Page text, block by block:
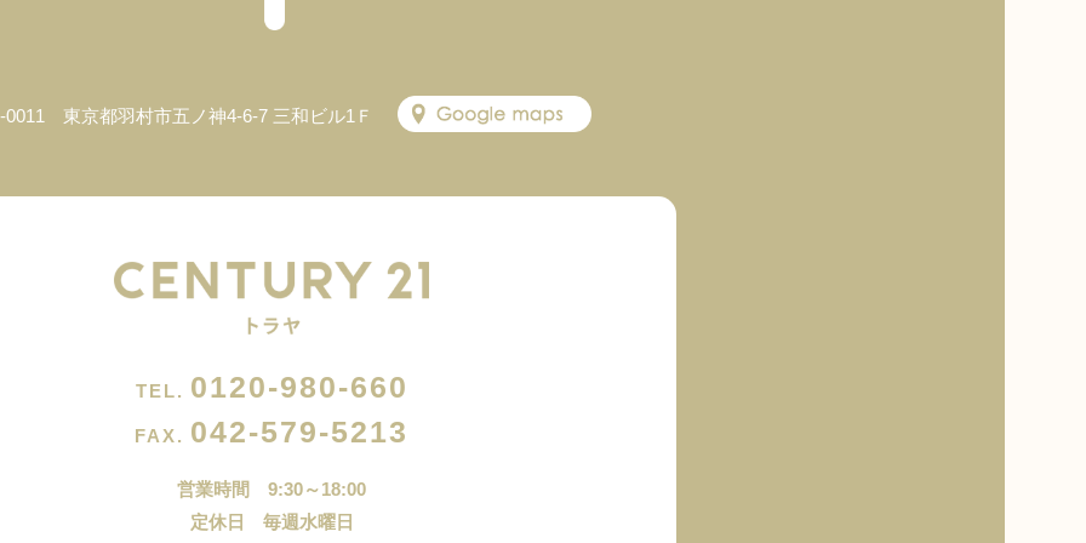
0011 東京都羽村市五ノ神4-6-7 三和ビル1Ｆ
TEL. 0120-980-660
FAX. 042-579-5213
営業時間 9:30～18:00
定休日 毎週水曜日